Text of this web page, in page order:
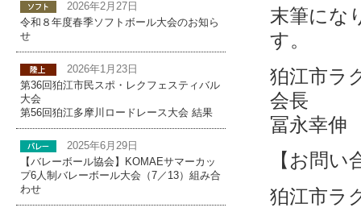
末筆にな
す。
狛江市ラ
会長
冨永幸伸
【お問い
狛江市ラ
2026年2月27日
令和８年度春季ソフトボール大会のお知ら
せ
2026年1月23日
第36回狛江市民スポ・レクフェスティバル
大会
第56回狛江多摩川ロードレース大会 結果
2025年6月29日
【バレーボール協会】KOMAEサマーカッ
プ6人制バレーボール大会（7／13）組み合
わせ